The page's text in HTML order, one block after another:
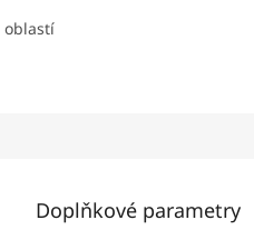
oblastí
Doplňkové parametry